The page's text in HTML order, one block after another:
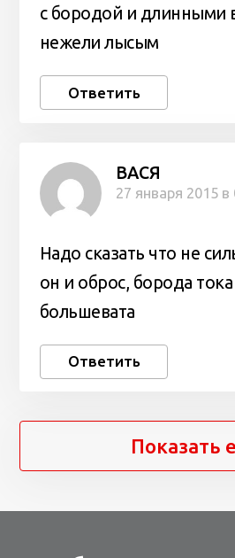
с бородой и длинными
нежели лысым
Ответить
ВАСЯ
27 января 2015 в
Надо сказать что не
он и оброс, борода
большевата
Ответить
Показать